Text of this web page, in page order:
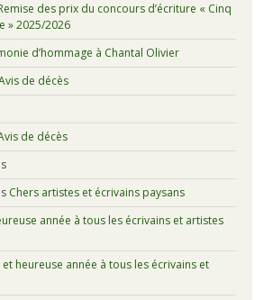
des prix du concours d’écriture « Cinq
» 2025/2026
d’hommage à Chantal Olivier
de décès
de décès
Chers artistes et écrivains paysans
année à tous les écrivains et artistes
et heureuse année à tous les écrivains et